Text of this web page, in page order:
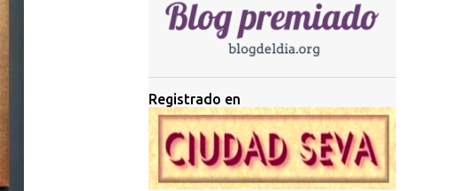
Registrado en